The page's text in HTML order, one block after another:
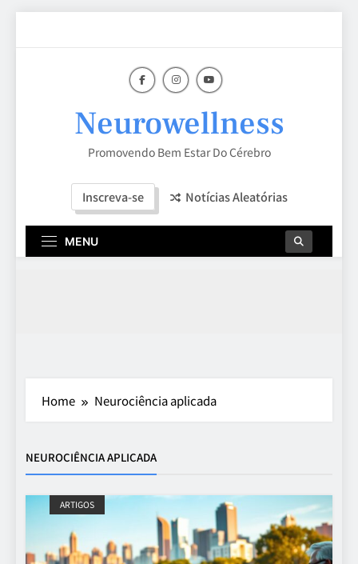
Neurowellness
Promovendo Bem Estar Do Cérebro
Inscreva-se Notícias Aleatórias
MENU
Home Neurociência aplicada
NEUROCIÊNCIA APLICADA
ARTIGOS